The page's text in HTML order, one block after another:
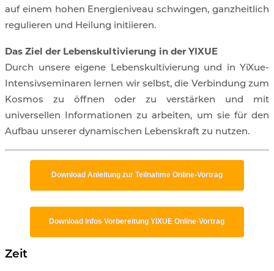
auf einem hohen Energieniveau schwingen, ganzheitlich
regulieren und Heilung initiieren.
Das Ziel der Lebenskultivierung in der YIXUE
Durch unsere eigene Lebenskultivierung und in YiXue-
Intensivseminaren lernen wir selbst, die Verbindung zum
Kosmos zu öffnen oder zu verstärken und mit
universellen Informationen zu arbeiten, um sie für den
Aufbau unserer dynamischen Lebenskraft zu nutzen.
Download Anleitung zur Teilnahme Online-Vortrag
Download Infos Vorbereitung YIXUE Online-Vortrag
Zeit